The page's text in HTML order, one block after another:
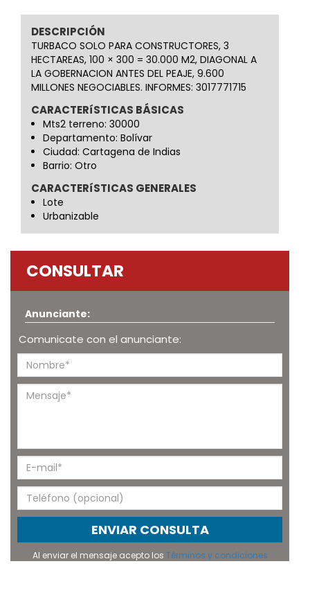
DESCRIPCIÓN
TURBACO SOLO PARA CONSTRUCTORES, 3
HECTAREAS, 100 × 300 = 30.000 M2, DIAGONAL A
LA GOBERNACION ANTES DEL PEAJE, 9.600
MILLONES NEGOCIABLES. INFORMES: 3017771715
CARACTERíSTICAS BÁSICAS
Mts2 terreno: 30000
Departamento: Bolívar
Ciudad: Cartagena de Indias
Barrio: Otro
CARACTERíSTICAS GENERALES
Lote
Urbanizable
CONSULTAR
Anunciante:
Comunicate con el anunciante:
ENVIAR CONSULTA
Al enviar el mensaje acepto los Términos y condiciones